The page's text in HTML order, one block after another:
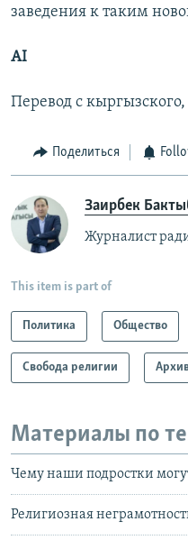
заведения к таким
AI
Перевод с
Поделиться
Заирбек
Журналист
This item is part of
Политика Общество
Свобода религии
Материалы по
Чему наши подростки
Религиозная